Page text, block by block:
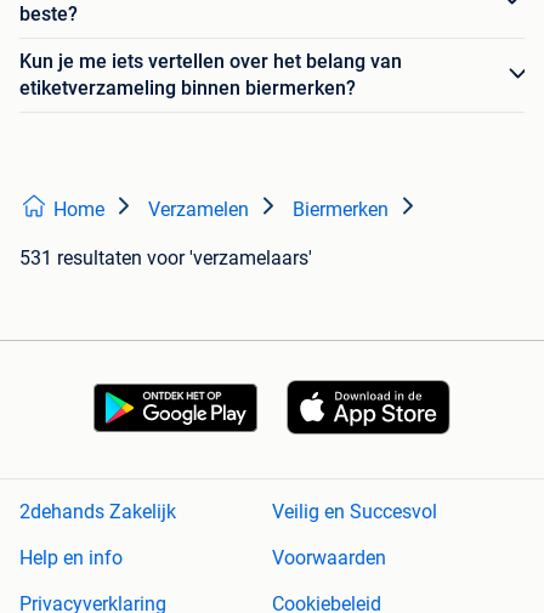
beste?
Kun je me iets vertellen over het belang van
etiketverzameling binnen biermerken?
Home Verzamelen Biermerken
531 resultaten voor 'verzamelaars'
2dehands Zakelijk
Veilig en Succesvol
Help en info
Voorwaarden
Privacyverklaring
Cookiebeleid